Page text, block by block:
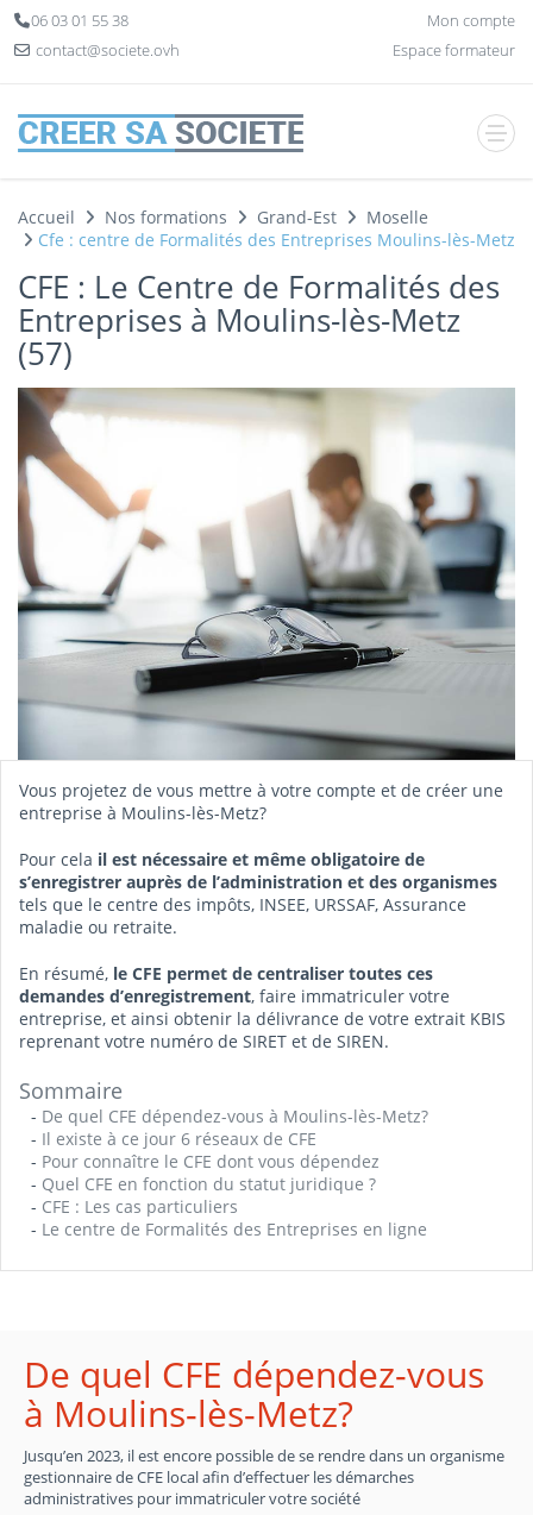
06 03 01 55 38
contact@societe.ovh
Mon compte
Espace formateur
Accueil Nos formations Grand-Est
Moselle
Cfe : centre de Formalités des Entreprises Moulins-lès-Metz
CFE : Le Centre de Formalités des
Entreprises à Moulins-lès-Metz
(57)
Vous projetez de vous mettre à votre compte et de créer une
entreprise à Moulins-lès-Metz?
Pour cela il est nécessaire et même obligatoire de
s’enregistrer auprès de l’administration et des organismes
tels que le centre des impôts, INSEE, URSSAF, Assurance
maladie ou retraite.
En résumé, le CFE permet de centraliser toutes ces
demandes d’enregistrement, faire immatriculer votre
entreprise, et ainsi obtenir la délivrance de votre extrait KBIS
reprenant votre numéro de SIRET et de SIREN.
Sommaire
- De quel CFE dépendez-vous à Moulins-lès-Metz?
- Il existe à ce jour 6 réseaux de CFE
- Pour connaître le CFE dont vous dépendez
- Quel CFE en fonction du statut juridique ?
- CFE : Les cas particuliers
- Le centre de Formalités des Entreprises en ligne
De quel CFE dépendez-vous
à Moulins-lès-Metz?
Jusqu’en 2023, il est encore possible de se rendre dans un organisme
gestionnaire de CFE local afin d’effectuer les démarches
administratives pour immatriculer votre société
Panneau de gestion des cookies